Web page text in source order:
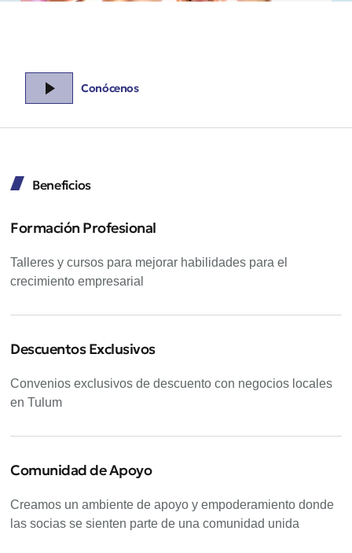
Conócenos
Beneficios
Formación Profesional
Talleres y cursos para mejorar habilidades para el
crecimiento empresarial
Descuentos Exclusivos
Convenios exclusivos de descuento con negocios locales
en Tulum
Comunidad de Apoyo
Creamos un ambiente de apoyo y empoderamiento donde
las socias se sienten parte de una comunidad unida